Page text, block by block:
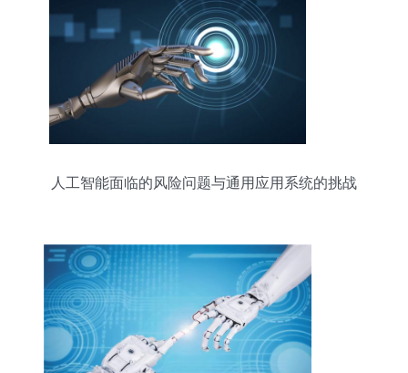
人工智能面临的风险问题与通用应用系统的挑战